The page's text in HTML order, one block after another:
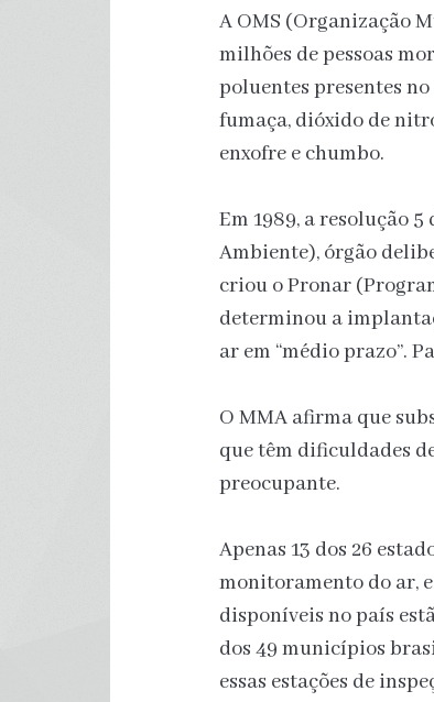
A OMS (Organização
milhões de pessoas
poluentes presentes
fumaça, dióxido de
enxofre e chumbo.
Em 1989, a resolução
Ambiente), órgão
criou o Pronar
determinou a
ar em “médio prazo”.
O MMA afirma que
que têm dificuldades
preocupante.
Apenas 13 dos 26
monitoramento do ar,
disponíveis no país
dos 49 municípios
essas estações de